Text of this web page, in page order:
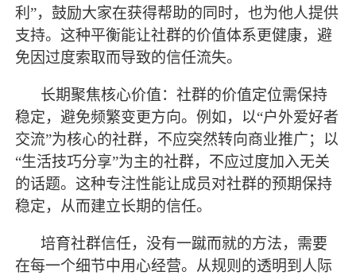
利”，鼓励大家在获得帮助的同时，也为他人提供
支持。这种平衡能让社群的价值体系更健康，避
免因过度索取而导致的信任流失。
长期聚焦核心价值：社群的价值定位需保持
稳定，避免频繁变更方向。例如，以“户外爱好者
交流”为核心的社群，不应突然转向商业推广；以
“生活技巧分享”为主的社群，不应过度加入无关
的话题。这种专注性能让成员对社群的预期保持
稳定，从而建立长期的信任。
培育社群信任，没有一蹴而就的方法，需要
在每一个细节中用心经营。从规则的透明到人际